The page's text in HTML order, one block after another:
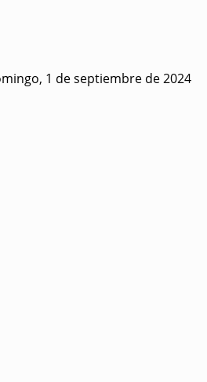
1 de septiembre de 2024